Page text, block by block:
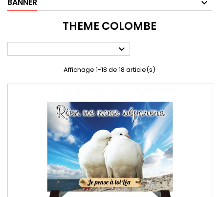
THEME COLOMBE

Affichage 1-18 de 18 article(s)